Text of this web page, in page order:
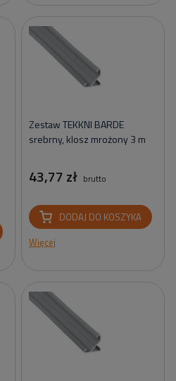
Zestaw TEKKNI BARDE
srebrny, klosz mrożony 3 m
43,77 zł brutto
DODAJ DO KOSZYKA
Więcej